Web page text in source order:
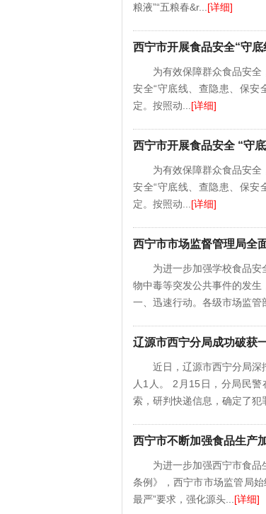
粮液”“五粮春&r... [详细]
西宁市开展食品安全“守
为有效保障群众食品安
安全“守底线、查隐患、保安
定。按照动... [详细]
西宁市开展食品安全 “守
为有效保障群众食品安
安全“守底线、查隐患、保安
定。按照动... [详细]
西宁市市场监督管理局全
为进一步加强学校食品
物中毒等突发公共事件的发生
一、迅速行动。各级市场监管
辽源市西宁分局成功破获
近日，辽源市西宁分局
人1人。 2月15日，分局民
索，研判快递信息，确定了犯
西宁市不断加强食品生产
为进一步加强西宁市食
条例》，西宁市市场监管局
最严”要求，强化源头... [详细]